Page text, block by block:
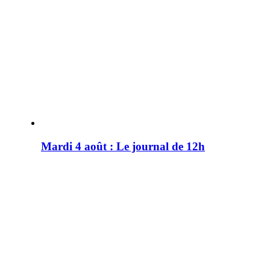
Mardi 4 août : Le journal de 12h